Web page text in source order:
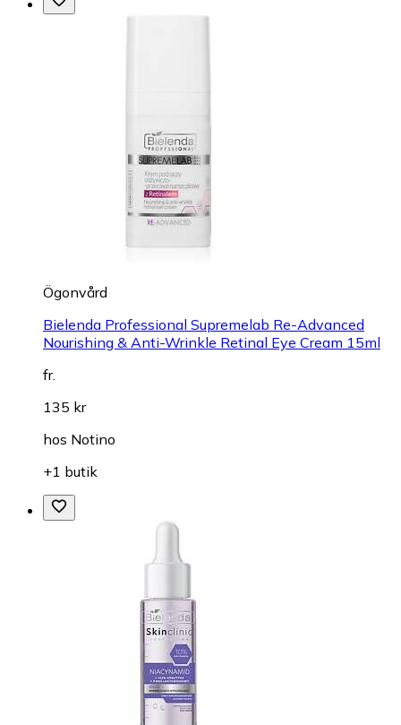
Ögonvård
Bielenda Professional Supremelab Re-Advanced
Nourishing & Anti-Wrinkle Retinal Eye Cream 15ml
fr.
135 kr
hos Notino
+1 butik